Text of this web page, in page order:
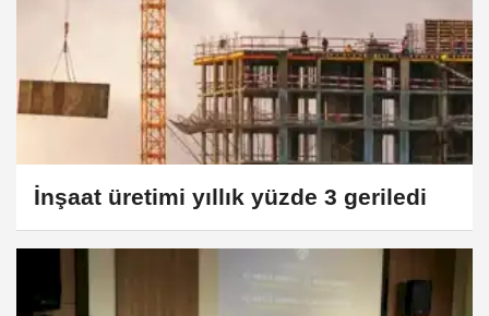
İnşaat üretimi yıllık yüzde 3 geriledi